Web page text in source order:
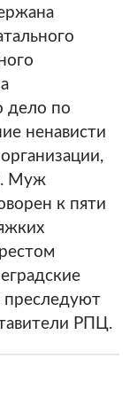
дело по
ненависти
Муж
к пяти
преследуют
РПЦ.